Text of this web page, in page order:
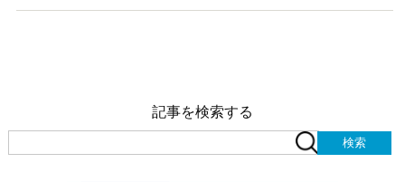
記事を検索する